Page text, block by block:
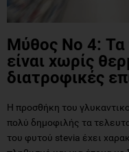
Μύθος Νο 4: Τα
είναι χωρίς
διατροφικές
Η προσθήκη του
πολύ δημοφιλής τα
του φυτού stevia έχει